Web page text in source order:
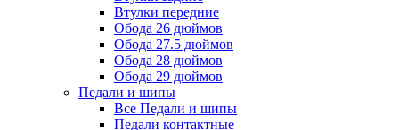
Втулки передние
Обода 26 дюймов
Обода 27.5 дюймов
Обода 28 дюймов
Обода 29 дюймов
Педали и шипы
Все Педали и шипы
Педали контактные